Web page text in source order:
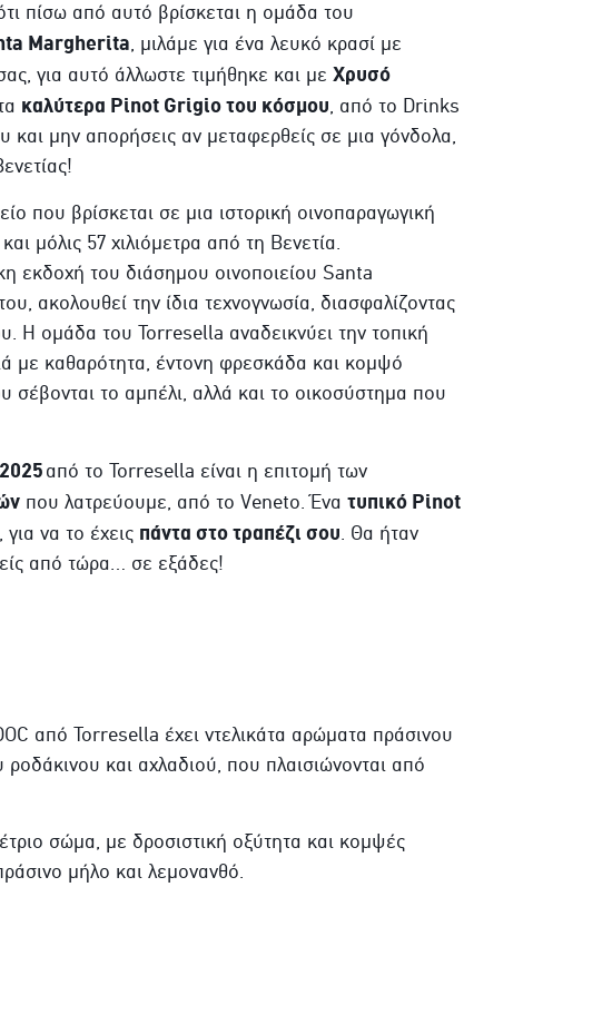
πίσω από αυτό βρίσκεται η ομάδα του
Margherita, μιλάμε για ένα λευκό κρασί με
για αυτό άλλωστε τιμήθηκε και με Χρυσό
καλύτερα Pinot Grigio του κόσμου, από το Drinks
και μην απορήσεις αν μεταφερθείς σε μια γόνδολα,
που βρίσκεται σε μια ιστορική οινοπαραγωγική
μόλις 57 χιλιόμετρα από τη Βενετία.
εκδοχή του διάσημου οινοποιείου Santa
ακολουθεί την ίδια τεχνογνωσία, διασφαλίζοντας
Η ομάδα του Torresella αναδεικνύει την τοπική
με καθαρότητα, έντονη φρεσκάδα και κομψό
σέβονται το αμπέλι, αλλά και το οικοσύστημα που
από το Torresella είναι η επιτομή των
που λατρεύουμε, από το Veneto. Ένα τυπικό Pinot
να το έχεις πάντα στο τραπέζι σου. Θα ήταν
από τώρα… σε εξάδες!
από Torresella έχει ντελικάτα αρώματα πράσινου
και αχλαδιού, που πλαισιώνονται από
σώμα, με δροσιστική οξύτητα και κομψές
μήλο και λεμονανθό.